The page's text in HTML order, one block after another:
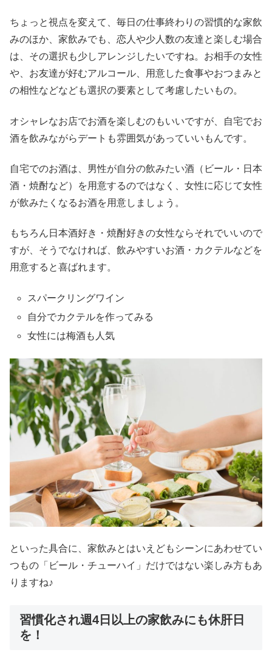
ちょっと視点を変えて、毎日の仕事終わりの習慣的な家飲
みのほか、家飲みでも、恋人や少人数の友達と楽しむ場合
は、その選択も少しアレンジしたいですね。お相手の女性
や、お友達が好むアルコール、用意した食事やおつまみと
の相性などなども選択の要素として考慮したいもの。
オシャレなお店でお酒を楽しむのもいいですが、自宅でお
酒を飲みながらデートも雰囲気があっていいもんです。
自宅でのお酒は、男性が自分の飲みたい酒（ビール・日本
酒・焼酎など）を用意するのではなく、女性に応じて女性
が飲みたくなるお酒を用意しましょう。
もちろん日本酒好き・焼酎好きの女性ならそれでいいので
すが、そうでなければ、飲みやすいお酒・カクテルなどを
用意すると喜ばれます。
スパークリングワイン
自分でカクテルを作ってみる
女性には梅酒も人気
といった具合に、家飲みとはいえどもシーンにあわせてい
つもの「ビール・チューハイ」だけではない楽しみ方もあ
りますね♪
習慣化され週4日以上の家飲みにも休肝日
を！